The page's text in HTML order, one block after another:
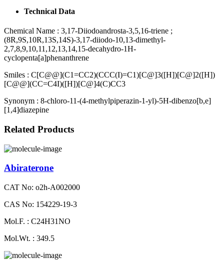
Technical Data
Chemical Name : 3,17-Diiodoandrosta-3,5,16-triene ;
(8R,9S,10R,13S,14S)-3,17-diiodo-10,13-dimethyl-
2,7,8,9,10,11,12,13,14,15-decahydro-1H-
cyclopenta[a]phenanthrene
Smiles : C[C@@](C1=CC2)(CCC(I)=C1)[C@]3([H])[C@]2([H])
[C@@](CC=C4I)([H])[C@]4(C)CC3
Synonym : 8-chloro-11-(4-methylpiperazin-1-yl)-5H-dibenzo[b,e]
[1,4]diazepine
Related Products
Abiraterone
CAT No: o2h-A002000
CAS No: 154229-19-3
Mol.F. : C24H31NO
Mol.Wt. : 349.5